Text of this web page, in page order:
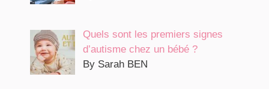
Quels sont les premiers signes
d’autisme chez un bébé ?
By Sarah BEN